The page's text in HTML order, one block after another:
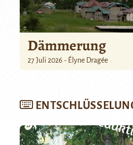
Dämmerung
27 Juli 2026 - Élyne Dragée